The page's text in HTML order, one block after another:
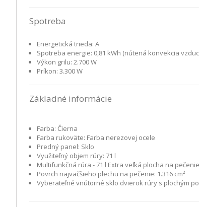
Spotreba
Energetická trieda: A
Spotreba energie: 0,81 kWh (nútená konvekcia
Výkon grilu: 2.700 W
Príkon: 3.300 W
Základné informácie
Farba: Čierna
Farba rukoväte: Farba nerezovej ocele
Predný panel: Sklo
Využiteľný objem rúry: 71 l
Multifunkčná rúra - 71 l Extra veľká plocha na pečenie
Povrch najväčšieho plechu na pečenie: 1.316 cm²
Vyberateľné vnútorné sklo dvierok rúry s plochým